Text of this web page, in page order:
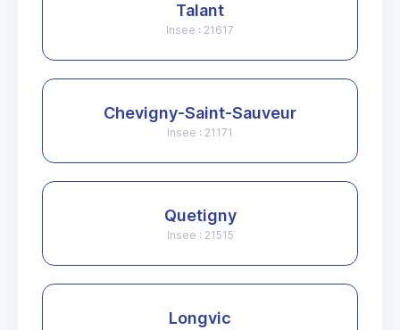
Talant
Insee : 21617
Chevigny-Saint-Sauveur
Insee : 21171
Quetigny
Insee : 21515
Longvic